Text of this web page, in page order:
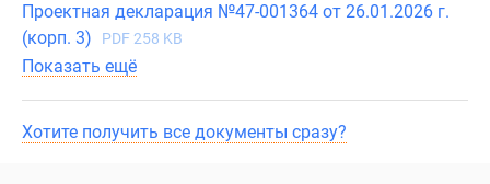
Проектная декларация №47-001364 от 26.01.2026 г.
(корп. 3)
PDF 258 KB
Показать ещё
Хотите получить все документы сразу?